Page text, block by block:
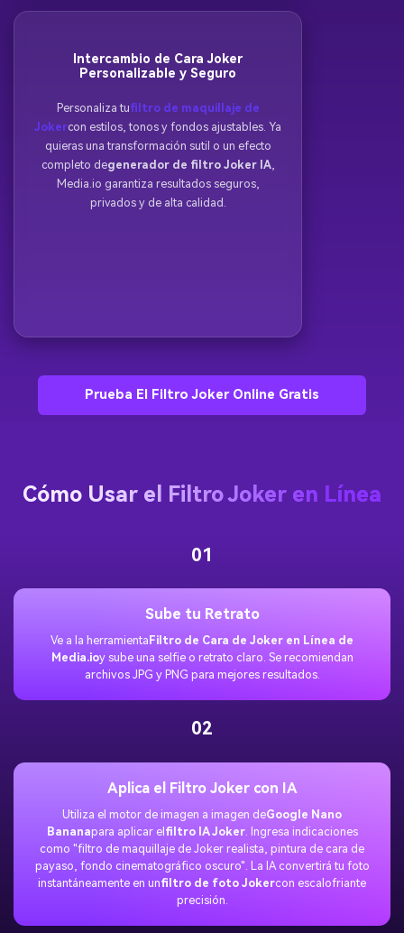
Intercambio de Cara Joker
Personalizable y Seguro
Personaliza tufiltro de maquillaje de
Jokercon estilos, tonos y fondos ajustables. Ya
quieras una transformación sutil o un efecto
completo degenerador de filtro Joker IA,
Media.io garantiza resultados seguros,
privados y de alta calidad.
Prueba El Filtro Joker Online Gratis
Cómo Usar el Filtro Joker en Línea
01
Sube tu Retrato
Ve a la herramienta Filtro de Cara de Joker en Línea de
Media.ioy sube una selfie o retrato claro. Se recomiendan
archivos JPG y PNG para mejores resultados.
02
Aplica el Filtro Joker con IA
Utiliza el motor de imagen a imagen deGoogle Nano
Bananapara aplicar elfiltro IA Joker. Ingresa indicaciones
como "filtro de maquillaje de Joker realista, pintura de cara de
payaso, fondo cinematográfico oscuro". La IA convertirá tu foto
instantáneamente en unfiltro de foto Jokercon escalofriante
precisión.